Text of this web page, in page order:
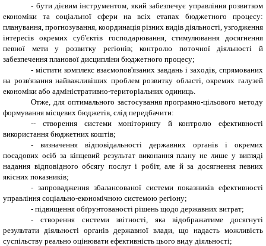
- бути дієвим інструментом, який забезпечує управління розвитком
економіки та соціальної сфери на всіх етапах бюджетного процесу:
планування, прогнозування, координація різних видів діяльності, узгодження
інтересів окремих суб'єктів господарювання, стимулювання досягнення
певної мети у розвитку регіонів; контролю поточної діяльності й
забезпечення планової дисципліни бюджетного процесу;
- містити комплекс взаємопов'язаних завдань і заходів, спрямованих
на розв'язання найважливіших проблем розвитку області, окремих галузей
економіки або адміністративно-територіальних одиниць.
Отже, для оптимального застосування програмно-цільового методу
формування місцевих бюджетів, слід передбачити:
-- створення системи моніторингу й контролю ефективності
використання бюджетних коштів;
- визначення відповідальності державних органів і окремих
посадових осіб за кінцевий результат виконання плану не лише у вигляді
надання відповідного обсягу послуг і робіт, але й за досягнення певних
якісних показників;
- запровадження збалансованої системи показників ефективності
управління соціально-економічною системою регіону;
- підвищення обґрунтованості рішень щодо державних витрат;
- створення системи звітності, яка відображатиме досягнуті
результати діяльності органів державної влади, що надасть можливість
суспільству реально оцінювати ефективність цього виду діяльності;